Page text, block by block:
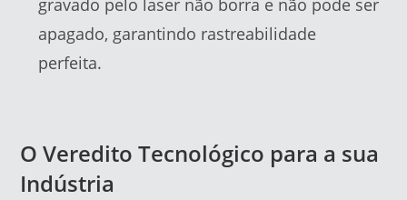
gravado pelo laser não borra e não pode ser
apagado, garantindo rastreabilidade
perfeita.
O Veredito Tecnológico para a sua
Indústria